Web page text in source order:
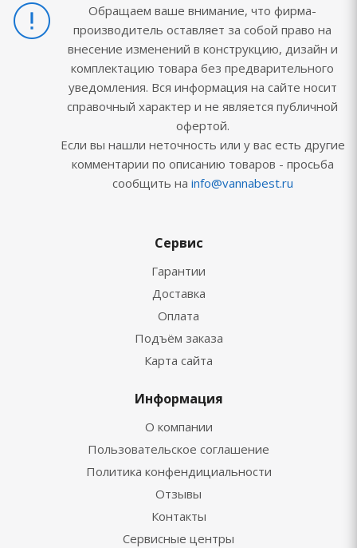
Обращаем ваше внимание, что фирма-
производитель оставляет за собой право на
внесение изменений в конструкцию, дизайн и
комплектацию товара без предварительного
уведомления. Вся информация на сайте носит
справочный характер и не является публичной
офертой.
Если вы нашли неточность или у вас есть другие
комментарии по описанию товаров - просьба
сообщить на info@vannabest.ru
Сервис
Гарантии
Доставка
Оплата
Подъём заказа
Карта сайта
Информация
О компании
Пользовательское соглашение
Политика конфендициальности
Отзывы
Контакты
Сервисные центры